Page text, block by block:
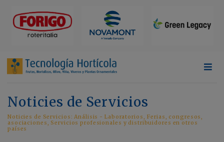
Noticies de Servicios
Noticies de Servicios: Análisis - Laboratorios, Ferias, congresos,
asociaciones, Servicios profesionales y distribuidores en otros
países